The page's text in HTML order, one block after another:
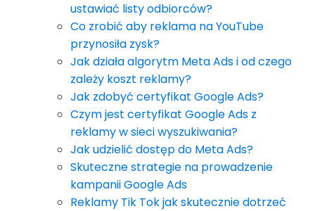
ustawiać listy odbiorców?
Co zrobić aby reklama na YouTube
przynosiła zysk?
Jak działa algorytm Meta Ads i od czego
zależy koszt reklamy?
Jak zdobyć certyfikat Google Ads?
Czym jest certyfikat Google Ads z
reklamy w sieci wyszukiwania?
Jak udzielić dostęp do Meta Ads?
Skuteczne strategie na prowadzenie
kampanii Google Ads
Reklamy Tik Tok jak skutecznie dotrzeć